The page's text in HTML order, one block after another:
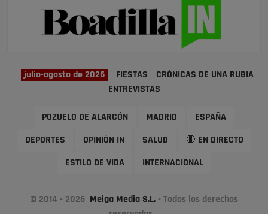
julio-agosto de 2026 FIESTAS
CRÓNICAS DE UNA RUBIA
ENTREVISTAS
POZUELO DE ALARCÓN MADRID ESPAÑA
DEPORTES OPINIÓN IN SALUD 🔴 EN DIRECTO
ESTILO DE VIDA INTERNACIONAL
© 2014 - 2026 Meiga Media S.L. - Todos los derechos